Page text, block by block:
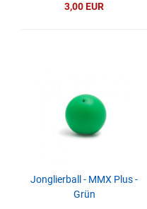
3,00 EUR
Jonglierball - MMX Plus -
Grün